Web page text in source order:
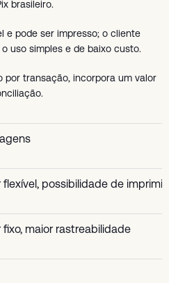
brasileiro.
e pode ser impresso; o cliente
uso simples e de baixo custo.
por transação, incorpora um valor
flexível, possibilidade de imprimir
fixo, maior rastreabilidade